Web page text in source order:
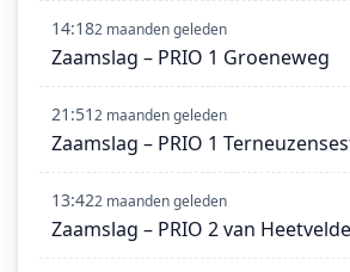
14:182 maanden geleden
Zaamslag – PRIO 1 Groeneweg
21:512 maanden geleden
Zaamslag – PRIO 1
13:422 maanden geleden
Zaamslag – PRIO 2 van